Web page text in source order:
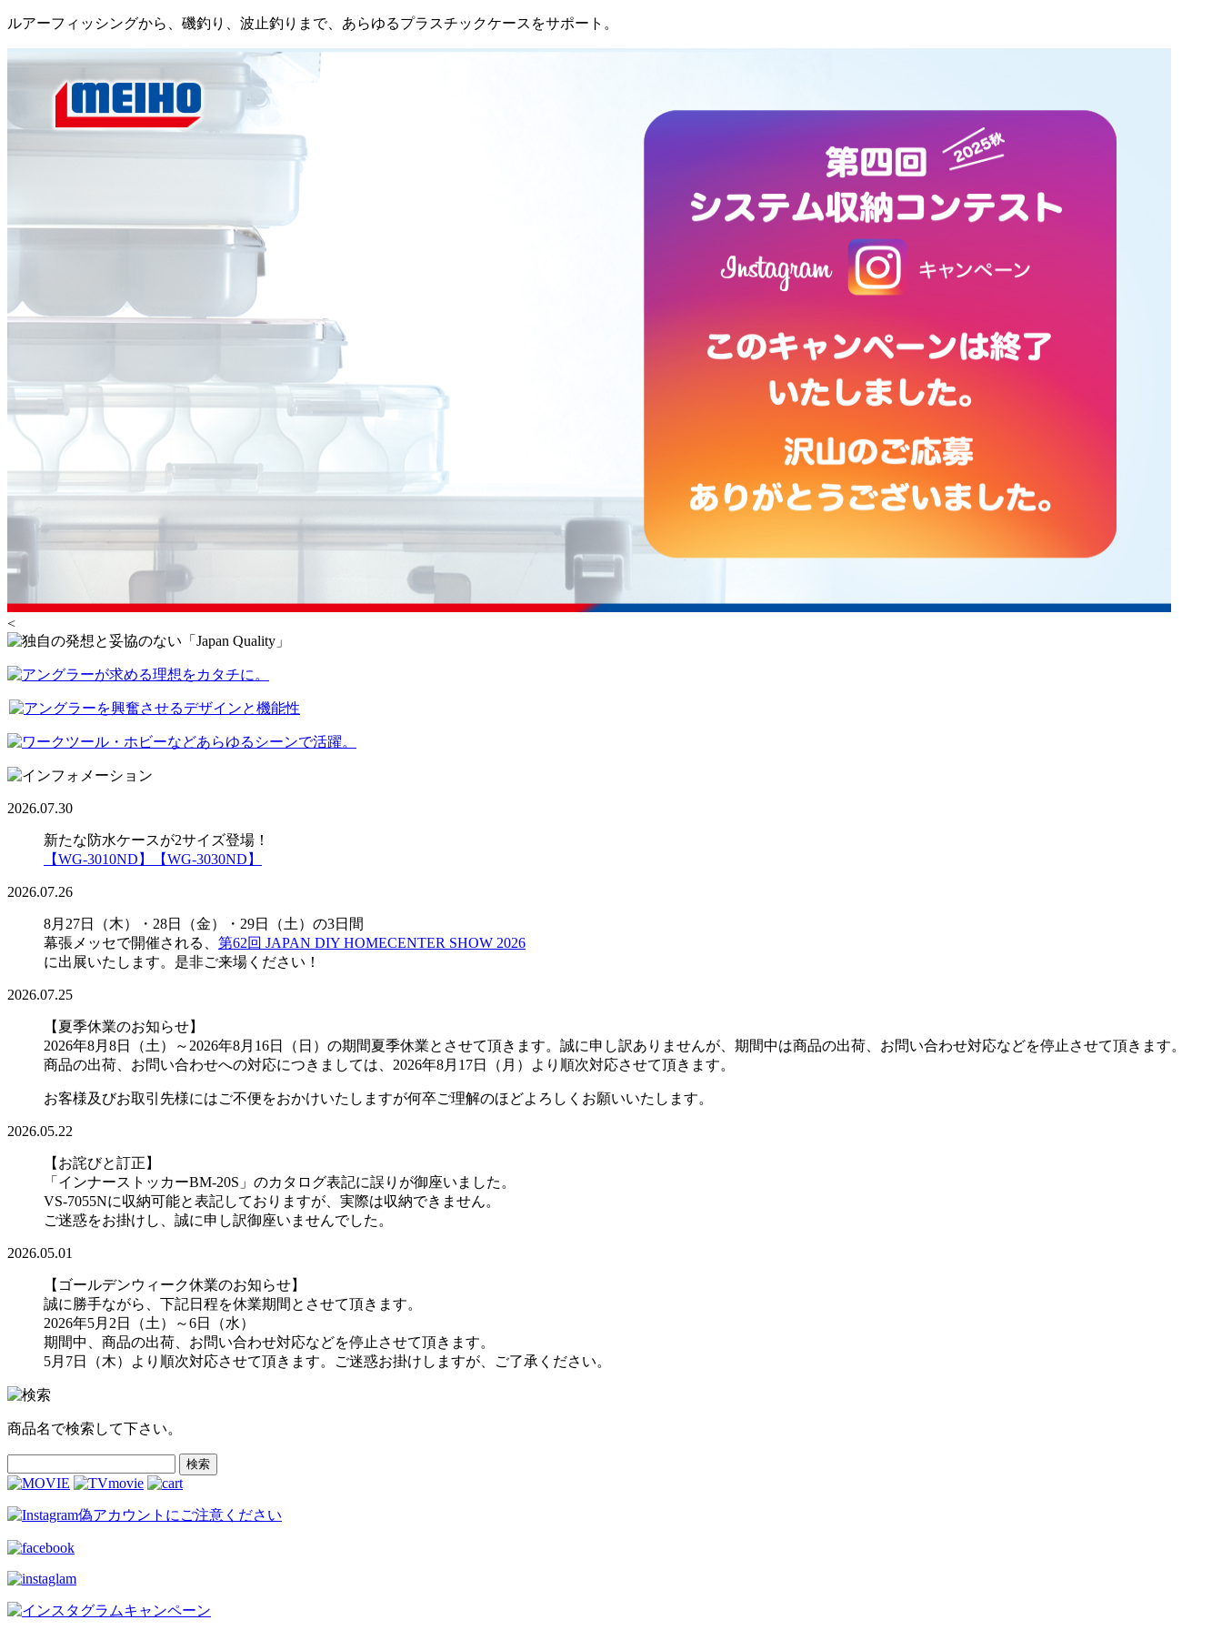
ルアーフィッシングから、磯釣り、波止釣りまで、あらゆるプラスチックケースをサポート。
<
2026.07.30
新たな防水ケースが2サイズ登場！
【WG-3010ND】
【WG-3030ND】
2026.07.26
8月27日（木）・28日（金）・29日（土）の3日間
幕張メッセで開催される、 第62回 JAPAN DIY HOMECENTER SHOW 2026
に出展いたします。是非ご来場ください！
2026.07.25
【夏季休業のお知らせ】
2026年8月8日（土）～2026年8月16日（日）の期間夏季休業とさせて頂きます。誠に申し訳ありませんが、期間中は商品の出荷、お問い合わせ対応などを停止させて頂きます。
商品の出荷、お問い合わせへの対応につきましては、2026年8月17日（月）より順次対応させて頂きます。
お客様及びお取引先様にはご不便をおかけいたしますが何卒ご理解のほどよろしくお願いいたします。
2026.05.22
【お詫びと訂正】
「インナーストッカーBM-20S」のカタログ表記に誤りが御座いました。
VS-7055Nに収納可能と表記しておりますが、実際は収納できません。
ご迷惑をお掛けし、誠に申し訳御座いませんでした。
2026.05.01
【ゴールデンウィーク休業のお知らせ】
誠に勝手ながら、下記日程を休業期間とさせて頂きます。
2026年5月2日（土）～6日（水）
期間中、商品の出荷、お問い合わせ対応などを停止させて頂きます。
5月7日（木）より順次対応させて頂きます。ご迷惑お掛けしますが、ご了承ください。
商品名で検索して下さい。